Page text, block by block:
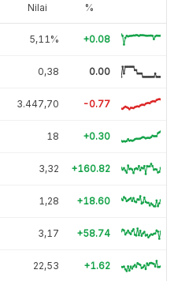
Nilai %
5,11% +0.08
0,38 0.00
3.447,70 -0.77
18 +0.30
3,32 +160.82
1,28 +18.60
3,17 +58.74
22,53 +1.62